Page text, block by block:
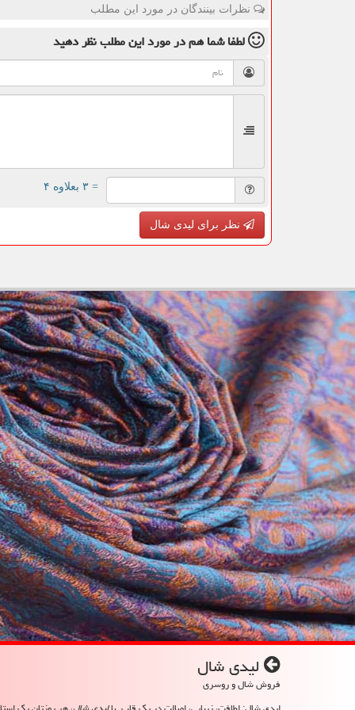
نظرات بینندگان در مورد این مطلب
لطفا شما همدر مورد این مطلبنظر دهید
= ۳ بعلاوه ۴
نظر برای لیدی شال
لیدی شال
فروش شال و روسری